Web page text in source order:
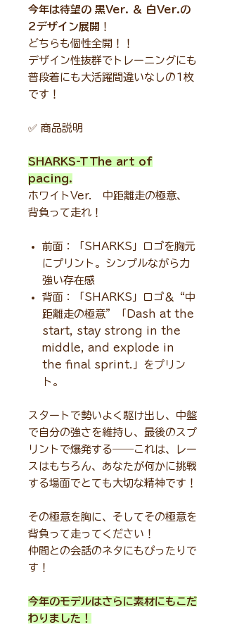
今年は待望の 黒Ver. ＆ 白Ver.の
2デザイン展開 ！
どちらも個性全開！！
デザイン性抜群でトレーニングにも
普段着にも大活躍間違いなしの1枚
です！
✅ 商品説明
SHARKS-T The art of
pacing.
ホワイトVer. 中距離走の極意、
背負って走れ！
前面：「SHARKS」ロゴを胸元
にプリント。シンプルながら力
強い存在感
背面：「SHARKS」ロゴ＆“中
距離走の極意”「Dash at the
start, stay strong in the
middle, and explode in
the final sprint.」をプリン
ト。
スタートで勢いよく駆け出し、中盤
で自分の強さを維持し、最後のスプ
リントで爆発する――これは、レー
スはもちろん、あなたが何かに挑戦
する場面でとても大切な精神です！
その極意を胸に、そしてその極意を
背負って走ってください！
仲間との会話のネタにもぴったりで
す！
今年のモデルはさらに素材にもこだ
わりました！